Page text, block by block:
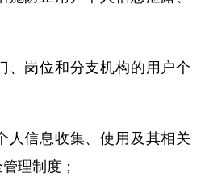
岗位和分支机构的用户个
信息收集、使用及其相关
理制度；